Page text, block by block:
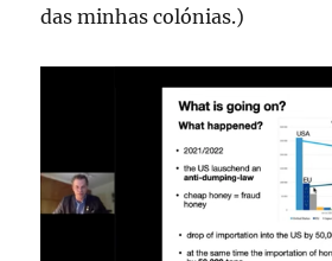
das minhas colónias.)